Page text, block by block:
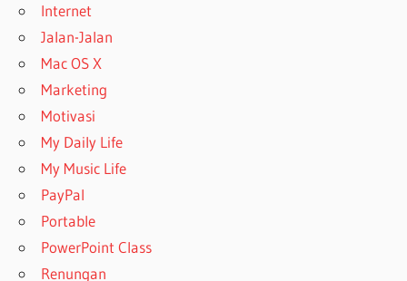
Internet
Jalan-Jalan
Mac OS X
Marketing
Motivasi
My Daily Life
My Music Life
PayPal
Portable
PowerPoint Class
Renungan